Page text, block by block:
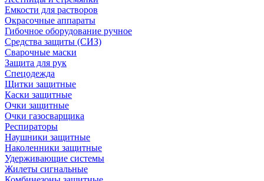
Емкости для растворов
Окрасочные аппараты
Гибочное оборудование ручное
Средства защиты (СИЗ)
Сварочные маски
Защита для рук
Спецодежда
Щитки защитные
Каски защитные
Очки защитные
Очки газосварщика
Респираторы
Наушники защитные
Наколенники защитные
Удерживающие системы
Жилеты сигнальные